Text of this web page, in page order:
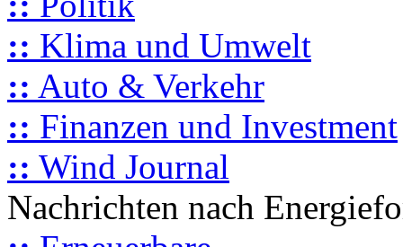
:: Klima und Umwelt
:: Auto & Verkehr
:: Finanzen und Investment
:: Wind Journal
Nachrichten nach